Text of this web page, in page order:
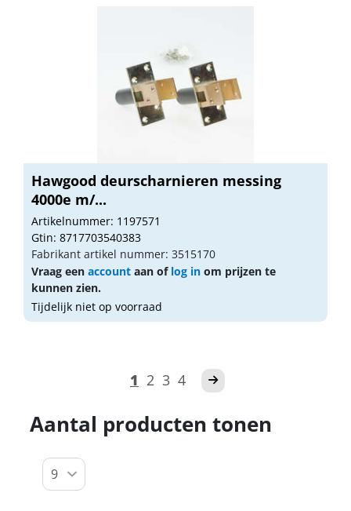
Hawgood deurscharnieren messing
4000e m/...
Artikelnummer: 1197571
Gtin: 8717703540383
Fabrikant artikel nummer: 3515170
Vraag een account aan of log in om prijzen te
kunnen zien.
Tijdelijk niet op voorraad
1 2 3 4
Aantal producten tonen